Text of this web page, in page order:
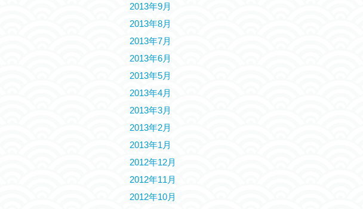
2013年9月
2013年8月
2013年7月
2013年6月
2013年5月
2013年4月
2013年3月
2013年2月
2013年1月
2012年12月
2012年11月
2012年10月